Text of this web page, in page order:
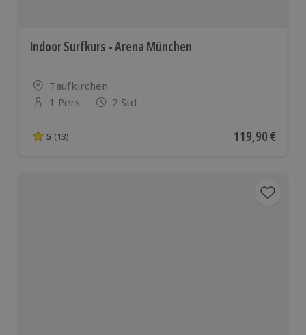
Indoor Surfkurs - Arena München
Standort
Taufkirchen
Anzahl der Teilnehmer
1 Pers. 2 Std
5 von 5 Sternen basierend auf 13 Bewertungen
5 (13) Aktueller Preis
119,90 €